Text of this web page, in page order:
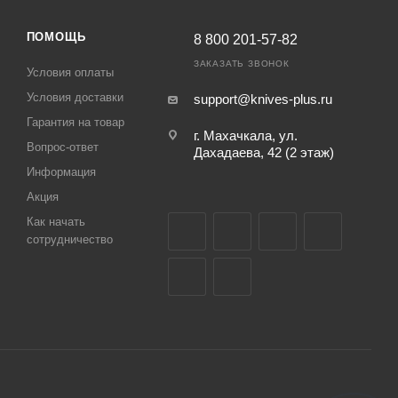
ПОМОЩЬ
Условия оплаты
Условия доставки
Гарантия на товар
Вопрос-ответ
Информация
Акция
Как начать
сотрудничество
8 800 201-57-82
ЗАКАЗАТЬ ЗВОНОК
support@knives-plus.ru
г. Махачкала, ул.
Дахадаева, 42 (2 этаж)